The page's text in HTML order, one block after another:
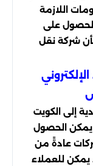
اللازمة
على
شركة نقل
إلى الكويت
يمكن الحصول
عادةً من
يمكن للعملاء